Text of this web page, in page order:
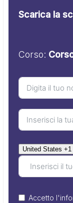
Scarica la
Corso:
United States +1
Accetto